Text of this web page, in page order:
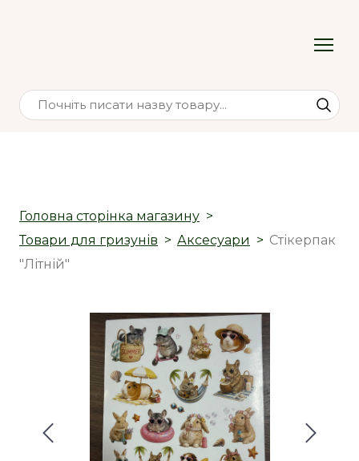
Головна сторінка магазину
Товари для гризунів
Аксесуари
Стікерпак
"Літній"